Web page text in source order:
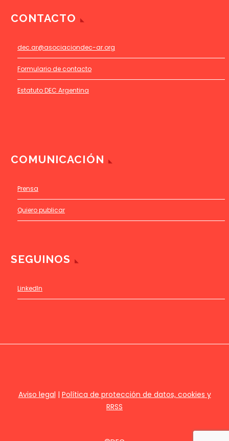
CONTACTO
dec.ar@asociaciondec-ar.org
Formulario de contacto
Estatuto DEC Argentina
COMUNICACIÓN
Prensa
Quiero publicar
SEGUINOS
LinkedIn
Aviso legal | Política de protección de datos, cookies y
RRSS